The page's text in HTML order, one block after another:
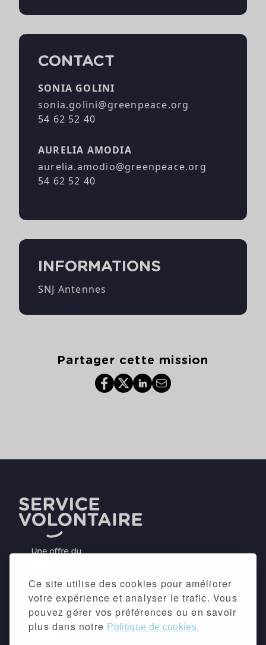
Ce site utilise des cookies pour améliorer
votre expérience et analyser le trafic. Vous
pouvez gérer vos préférences ou en savoir
plus dans notre Politique de cookies.
CONTACT
SONIA GOLINI
sonia.golini@greenpeace.org
54 62 52 40
AURELIA AMODIA
aurelia.amodio@greenpeace.org
54 62 52 40
INFORMATIONS
SNJ Antennes
Partager cette mission